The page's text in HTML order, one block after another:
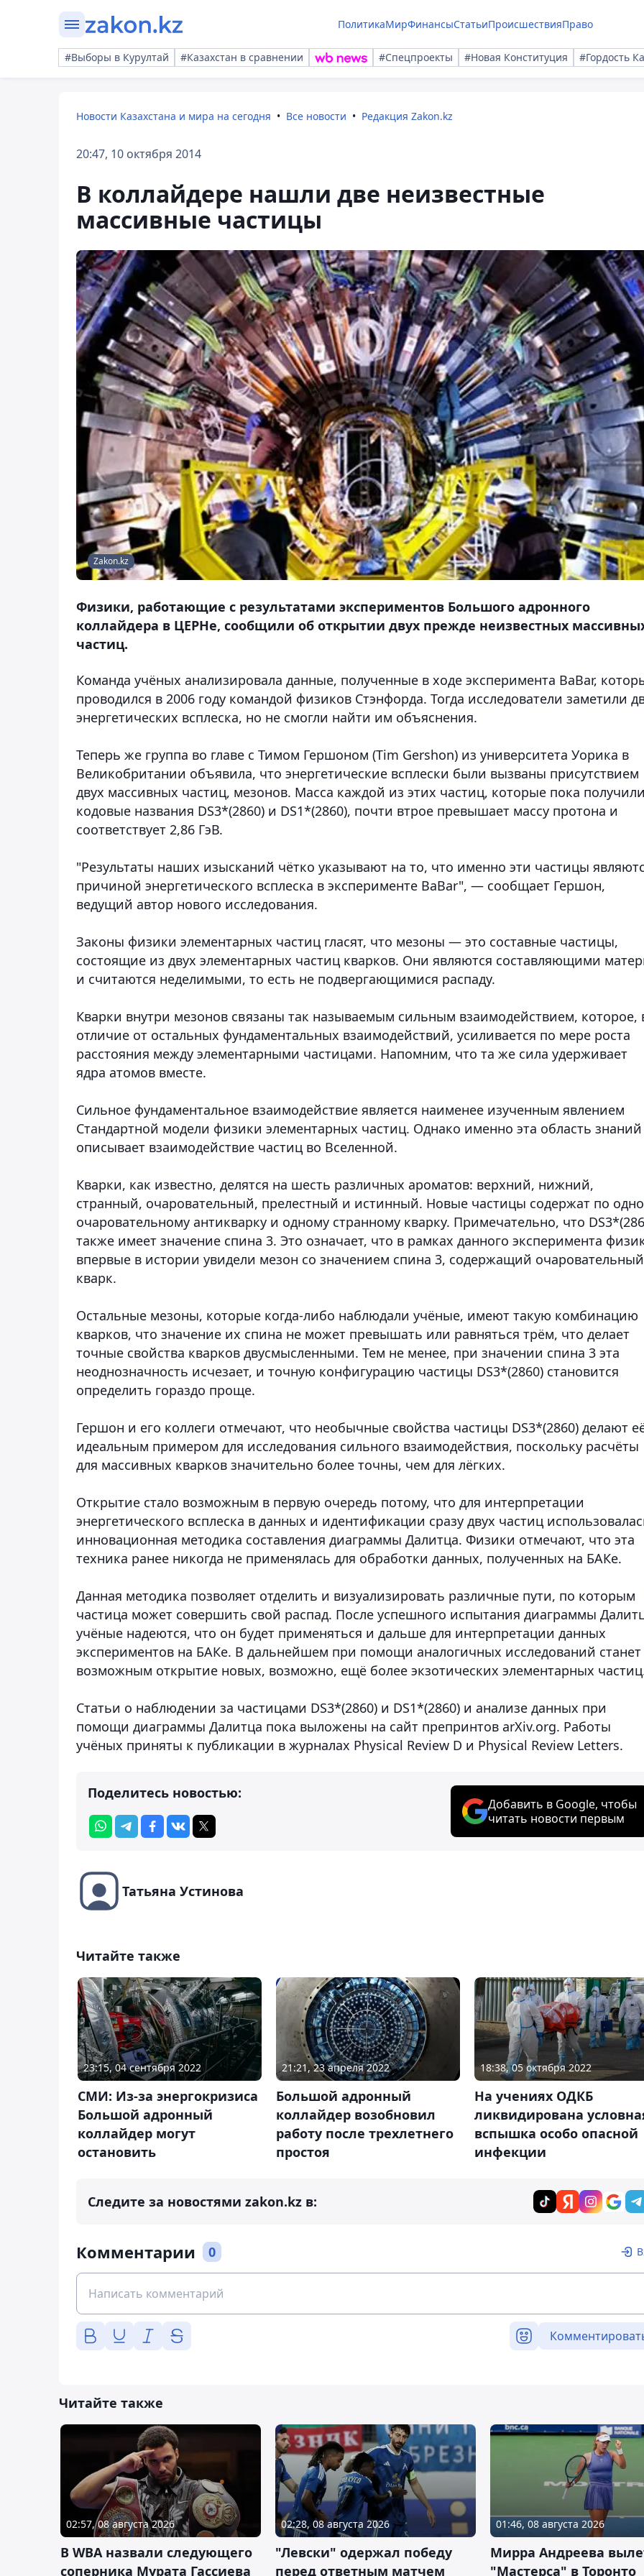
ПолитикаМирФинансыСтатьиПроисшествияПраво
#Выборы в Курултай #Казахстан в сравнении #Спецпроекты #Новая Конституция #Гордость
Новости Казахстана и мира на сегодня Все новости Редакция Zakon.kz
20:47, 10 октября 2014
В коллайдере нашли две неизвестные
массивные частицы
Zakon.kz
Физики, работающие с результатами экспериментов Большого адронного
коллайдера в ЦЕРНе, сообщили об открытии двух прежде неизвестных
частиц.
Команда учёных анализировала данные, полученные в ходе эксперимента BaBar,
проводился в 2006 году командой физиков Стэнфорда. Тогда исследователи заметили
энергетических всплеска, но не смогли найти им объяснения.
Теперь же группа во главе с Тимом Гершоном (Tim Gershon) из университета Уорика в
Великобритании объявила, что энергетические всплески были вызваны присутствием
двух массивных частиц, мезонов. Масса каждой из этих частиц, которые пока
кодовые названия DS3*(2860) и DS1*(2860), почти втрое превышает массу протона и
соответствует 2,86 ГэВ.
"Результаты наших изысканий чётко указывают на то, что именно эти частицы
причиной энергетического всплеска в эксперименте BaBar", — сообщает Гершон,
ведущий автор нового исследования.
Законы физики элементарных частиц гласят, что мезоны — это составные частицы,
состоящие из двух элементарных частиц кварков. Они являются составляющими
и считаются неделимыми, то есть не подвергающимися распаду.
Кварки внутри мезонов связаны так называемым сильным взаимодействием, которое,
отличие от остальных фундаментальных взаимодействий, усиливается по мере роста
расстояния между элементарными частицами. Напомним, что та же сила удерживает
ядра атомов вместе.
Сильное фундаментальное взаимодействие является наименее изученным явлением
Стандартной модели физики элементарных частиц. Однако именно эта область знаний
описывает взаимодействие частиц во Вселенной.
Кварки, как известно, делятся на шесть различных ароматов: верхний, нижний,
странный, очаровательный, прелестный и истинный. Новые частицы содержат по
очаровательному антикварку и одному странному кварку. Примечательно, что
также имеет значение спина 3. Это означает, что в рамках данного эксперимента
впервые в истории увидели мезон со значением спина 3, содержащий очаровательный
кварк.
Остальные мезоны, которые когда-либо наблюдали учёные, имеют такую комбинацию
кварков, что значение их спина не может превышать или равняться трём, что делает
точные свойства кварков двусмысленными. Тем не менее, при значении спина 3 эта
неоднозначность исчезает, и точную конфигурацию частицы DS3*(2860) становится
определить гораздо проще.
Гершон и его коллеги отмечают, что необычные свойства частицы DS3*(2860) делают
идеальным примером для исследования сильного взаимодействия, поскольку расчёты
для массивных кварков значительно более точны, чем для лёгких.
Открытие стало возможным в первую очередь потому, что для интерпретации
энергетического всплеска в данных и идентификации сразу двух частиц
инновационная методика составления диаграммы Далитца. Физики отмечают, что эта
техника ранее никогда не применялась для обработки данных, полученных на БАКе.
Данная методика позволяет отделить и визуализировать различные пути, по которым
частица может совершить свой распад. После успешного испытания диаграммы
учёные надеются, что он будет применяться и дальше для интерпретации данных
экспериментов на БАКе. В дальнейшем при помощи аналогичных исследований станет
возможным открытие новых, возможно, ещё более экзотических элементарных
Статьи о наблюдении за частицами DS3*(2860) и DS1*(2860) и анализе данных при
помощи диаграммы Далитца пока выложены на сайт препринтов arXiv.org. Работы
учёных приняты к публикации в журналах Physical Review D и Physical Review Letters.
Поделитесь новостью:
Добавить в Google, чтобы
читать новости первым
Татьяна Устинова
Читайте также
23:15, 04 сентября 2022
СМИ: Из-за энергокризиса
Большой адронный
коллайдер могут
остановить
21:21, 23 апреля 2022
Большой адронный
коллайдер возобновил
работу после трехлетнего
простоя
18:38, 05 октября 2022
На учениях ОДКБ
ликвидирована
вспышка особо опасной
инфекции
Следите за новостями zakon.kz в:
Комментарии 0
Читайте также
02:57, 08 августа 2026
В WBA назвали следующего
соперника Мурата Гассиева
02:28, 08 августа 2026
"Левски" одержал победу
перед ответным матчем
01:46, 08 августа 2026
Мирра Андреева
"Мастерса" в Торонто